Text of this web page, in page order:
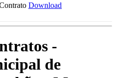
Download
-
de